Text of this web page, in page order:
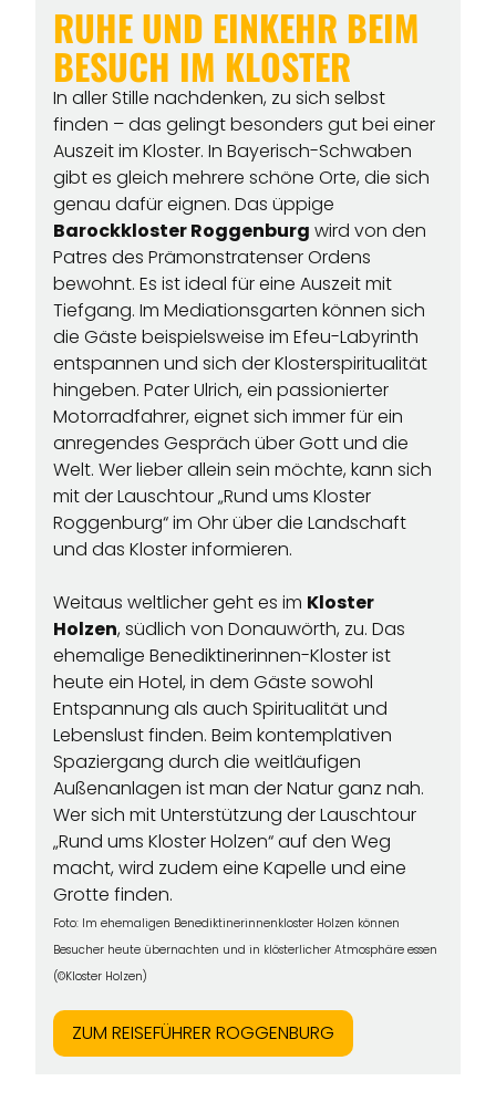
RUHE UND EINKEHR BEIM
BESUCH IM KLOSTER
In aller Stille nachdenken, zu sich selbst
finden – das gelingt besonders gut bei einer
Auszeit im Kloster. In Bayerisch-Schwaben
gibt es gleich mehrere schöne Orte, die sich
genau dafür eignen. Das üppige
Barockkloster Roggenburg wird von den
Patres des Prämonstratenser Ordens
bewohnt. Es ist ideal für eine Auszeit mit
Tiefgang. Im Mediationsgarten können sich
die Gäste beispielsweise im Efeu-Labyrinth
entspannen und sich der Klosterspiritualität
hingeben. Pater Ulrich, ein passionierter
Motorradfahrer, eignet sich immer für ein
anregendes Gespräch über Gott und die
Welt. Wer lieber allein sein möchte, kann sich
mit der Lauschtour „Rund ums Kloster
Roggenburg“ im Ohr über die Landschaft
und das Kloster informieren.
Weitaus weltlicher geht es im Kloster
Holzen, südlich von Donauwörth, zu. Das
ehemalige Benediktinerinnen-Kloster ist
heute ein Hotel, in dem Gäste sowohl
Entspannung als auch Spiritualität und
Lebenslust finden. Beim kontemplativen
Spaziergang durch die weitläufigen
Außenanlagen ist man der Natur ganz nah.
Wer sich mit Unterstützung der Lauschtour
„Rund ums Kloster Holzen“ auf den Weg
macht, wird zudem eine Kapelle und eine
Grotte finden.
Foto: Im ehemaligen Benediktinerinnenkloster Holzen können
Besucher heute übernachten und in klösterlicher Atmosphäre essen
(©Kloster Holzen)
ZUM REISEFÜHRER ROGGENBURG